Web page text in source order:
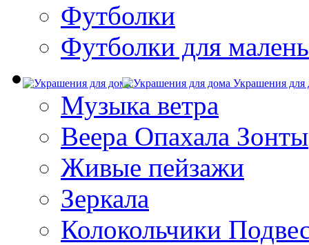
Футболки
Футболки для
Украшения для
Музыка ветра
Веера Опахала Зонты
Живые пейзажи
Зеркала
Колокольчики